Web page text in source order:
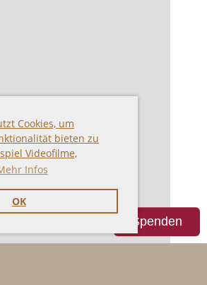
Cookies, um
bieten zu
Videofilme,
Infos
OK
Spenden